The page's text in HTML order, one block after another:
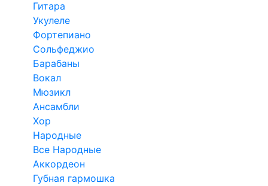
Гитара
Укулеле
Фортепиано
Сольфеджио
Барабаны
Вокал
Мюзикл
Ансамбли
Хор
Народные
Все Народные
Аккордеон
Губная гармошка